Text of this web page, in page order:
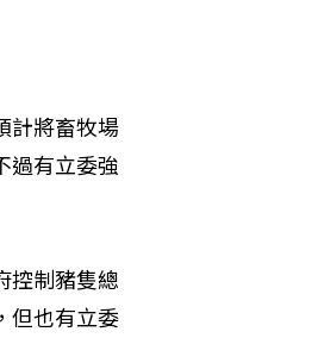
計將畜牧場
過有立委強
控制豬隻總
但也有立委